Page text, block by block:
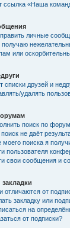
ссылка «Наша
личные
получаю
или
списки друзей и
удалять
поиск по
не даёт
моего поиска я
пользователя
свои сообщения и
отличаются от
закладку или
на
от подписки?